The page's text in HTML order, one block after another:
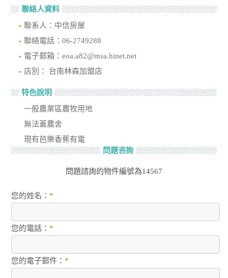
聯絡人資料
聯系人：中信房屋
聯絡電話：06-2749288
電子郵箱：eoa.a82@msa.hinet.net
店別： 台南林森加盟店
特色說明
一般農業區農牧用地
無法蓋農舍
現有芭樂香蕉有電
問題咨詢
問題諮詢的物件編號為14567
您的姓名：*
您的電話：*
您的電子郵件：*